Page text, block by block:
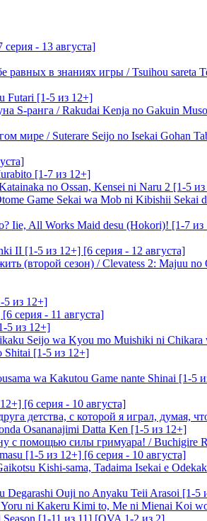
- 13 августа]
в знаниях игры / Tsuihou sareta
Futari [1-5 из 12+]
S-ранга / Rakudai Kenja no Gakuin
мире / Suterare Seijo no Isekai Gohan
[1-7 из 12+]
no Ossan, Kensei ni Naru 2 [1-5
Game Sekai wa Mob ni Kibishii Sekai
Iie, All Works Maid desu (Hokori)! [1-7 из
II [1-5 из 12+] [6 серия - 12 августа]
(второй сезон) / Clevatess 2: Majuu
5 из 12+]
серия - 11 августа]
5 из 12+]
Seijo wa Kyou mo Muishiki ni
Shitai [1-5 из 12+]
wa Kakutou Game nante Shinai [1-5
[6 серия - 10 августа]
детства, с которой я играл, думая,
Osananajimi Datta Ken [1-5 из 12+]
с помощью силы гримуара! / Buchigire
[1-5 из 12+] [6 серия - 10 августа]
Kishi-sama, Tadaima Isekai e
Ouji no Anyaku Teii Arasoi [1-5
ni Kakeru Kimi to, Me ni Mienai Koi
[1-11 из 11] [OVA 1-2 из 2]